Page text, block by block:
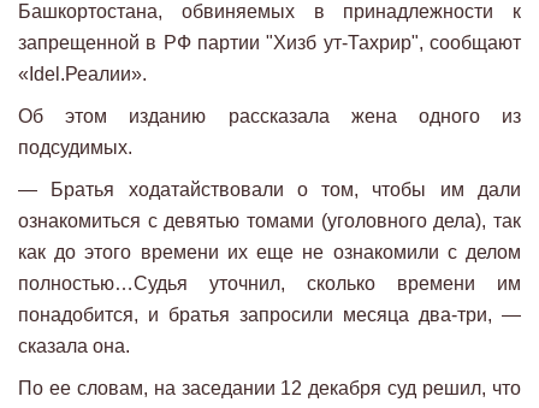
Башкортостана, обвиняемых в принадлежности к
запрещенной в РФ партии "Хизб ут-Тахрир", сообщают
«Idel.Реалии».
Об этом изданию рассказала жена одного из
подсудимых.
— Братья ходатайствовали о том, чтобы им дали
ознакомиться с девятью томами (уголовного дела), так
как до этого времени их еще не ознакомили с делом
полностью…Судья уточнил, сколько времени им
понадобится, и братья запросили месяца два-три, —
сказала она.
По ее словам, на заседании 12 декабря суд решил, что